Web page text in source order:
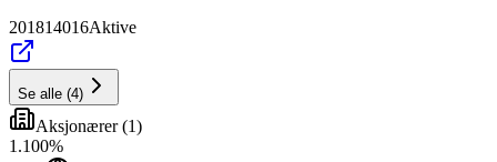
201814016Aktive
Se alle (4)
Aksjonærer(1)
1 .100%